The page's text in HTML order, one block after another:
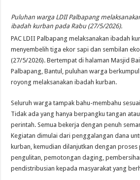
LDII Kasihan-Gamping Bekali Perempuan
Puluhan warga LDII Palbapang
ibadah kurban pada Rabu (27/5/2026).
PAC LDII Palbapang melaksanakan ibadah
menyembelih tiga ekor sapi dan sembilan
(27/5/2026). Bertempat di halaman Masjid
Palbapang, Bantul, puluhan warga
royong melaksanakan ibadah kurban.
Seluruh warga tampak bahu-membahu
Tidak ada yang hanya berpangku tangan
perintah. Semua bekerja dengan penuh
Kegiatan dimulai dari penggalangan dana
kurban, kemudian dilanjutkan dengan proses
pengulitan, pemotongan daging,
pendistribusian kepada masyarakat yang